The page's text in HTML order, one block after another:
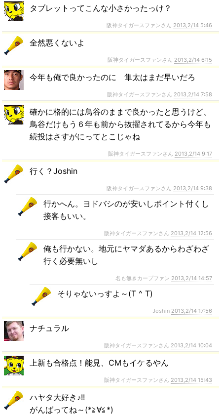
タブレットってこんな小さかったっけ？
阪神タイガースファンさん 2013,2/14 5:46
全然悪くないよ
阪神タイガースファンさん 2013,2/14 6:15
今年も俺で良かったのに 隼太はまだ早いだろ
阪神タイガースファンさん 2013,2/14 7:58
確かに格的には鳥谷のままで良かったと思うけど、
鳥谷だけもう６年も前から抜擢されてるから今年も
続投はさすがにってとこじゃね
阪神タイガースファンさん 2013,2/14 9:17
行く？Joshin
阪神タイガースファンさん 2013,2/14 9:38
行かへん。ヨドバシのが安いしポイント付くし
接客もいい。
阪神タイガースファンさん 2013,2/14 12:56
俺も行かない。地元にヤマダあるからわざわざ
行く必要無いし
名も無きカープファン 2013,2/14 14:57
そりゃないっすよ～(T ^ T)
Joshin 2013,2/14 17:56
ナチュラル
阪神タイガースファンさん 2013,2/14 10:04
上新も合格点！能見、CMもイケるやん
阪神タイガースファンさん 2013,2/14 15:43
ハヤタ大好き♪!!
がんばってね～(*≧∀≦*)